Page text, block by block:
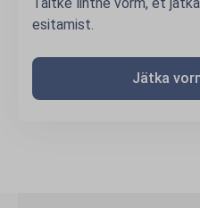
esitamist.
Jätka